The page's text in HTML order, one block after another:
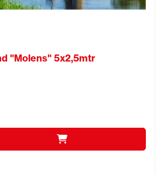
"Molens" 5x2,5mtr